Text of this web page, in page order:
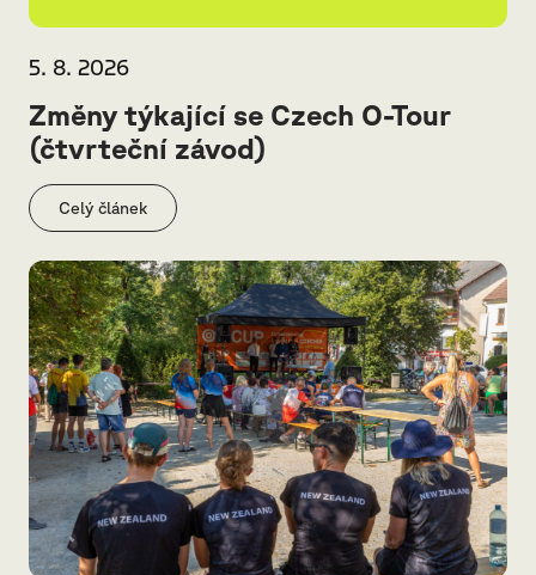
5. 8. 2026
Změny týkající se Czech O-Tour
(čtvrteční závod)
Celý článek